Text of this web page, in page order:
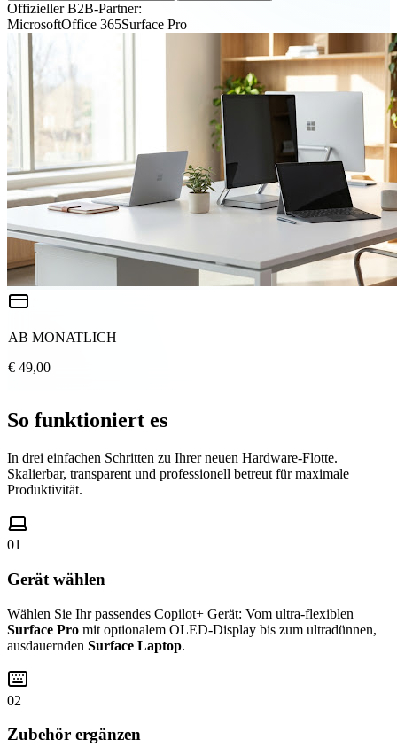
Offizieller B2B-Partner:
MicrosoftOffice 365Surface Pro
AB MONATLICH
€ 49,00
So funktioniert es
In drei einfachen Schritten zu Ihrer neuen Hardware-Flotte.
Skalierbar, transparent und professionell betreut für maximale
Produktivität.
01
Gerät wählen
Wählen Sie Ihr passendes Copilot+ Gerät: Vom ultra-flexiblen
Surface Pro mit optionalem OLED-Display bis zum ultradünnen,
ausdauernden Surface Laptop.
02
Zubehör ergänzen